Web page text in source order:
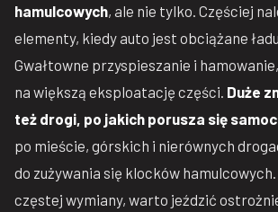
hamulcowych, ale nie tylko. Częściej
elementy, kiedy auto jest obciążane
Gwałtowne przyspieszanie i
na większą eksploatację części. Duże
też drogi, po jakich porusza się
po mieście, górskich i nierównych
do zużywania się klocków
częstej wymiany, warto jeździć